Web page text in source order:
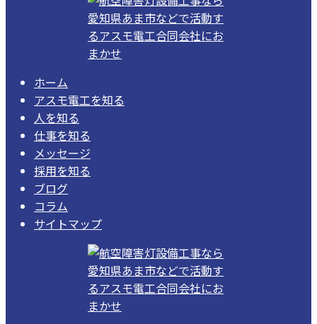
ホーム
アスモ電工を知る
人を知る
仕事を知る
メッセージ
採用を知る
ブログ
コラム
サイトマップ